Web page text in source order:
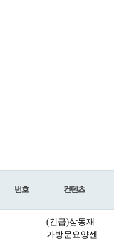
번호 컨텐츠
(긴급)삼동재
가방문요양센